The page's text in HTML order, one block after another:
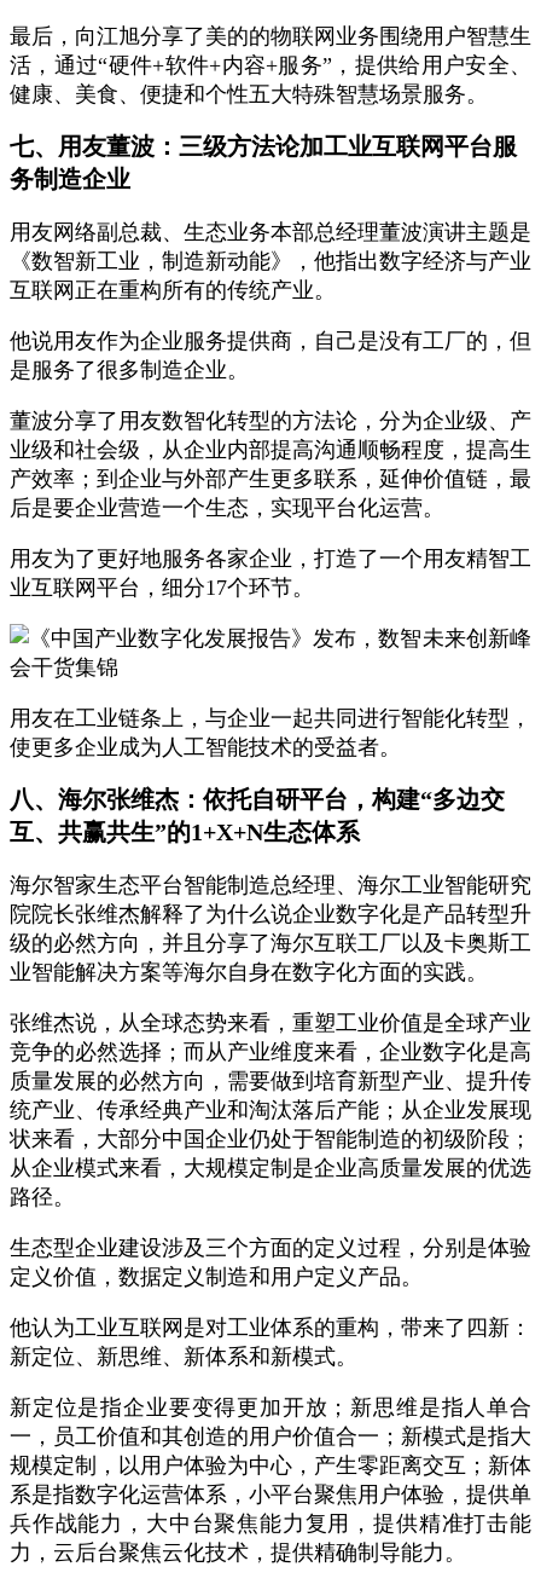
最后，向江旭分享了美的的物联网业务围绕用户智慧生
活，通过“硬件+软件+内容+服务”，提供给用户安全、
健康、美食、便捷和个性五大特殊智慧场景服务。
七、用友董波：三级方法论加工业互联网平台服
务制造企业
用友网络副总裁、生态业务本部总经理董波演讲主题是
《数智新工业，制造新动能》，他指出数字经济与产业
互联网正在重构所有的传统产业。
他说用友作为企业服务提供商，自己是没有工厂的，但
是服务了很多制造企业。
董波分享了用友数智化转型的方法论，分为企业级、产
业级和社会级，从企业内部提高沟通顺畅程度，提高生
产效率；到企业与外部产生更多联系，延伸价值链，最
后是要企业营造一个生态，实现平台化运营。
用友为了更好地服务各家企业，打造了一个用友精智工
业互联网平台，细分17个环节。
用友在工业链条上，与企业一起共同进行智能化转型，
使更多企业成为人工智能技术的受益者。
八、 海尔张维杰 ：依托自研平台，构建“多边交
互、共赢共生”的1+X+N生态体系
海尔智家生态平台智能制造总经理、海尔工业智能研究
院院长张维杰解释了为什么说企业数字化是产品转型升
级的必然方向，并且分享了海尔互联工厂以及卡奥斯工
业智能解决方案等海尔自身在数字化方面的实践。
张维杰说，从全球态势来看，重塑工业价值是全球产业
竞争的必然选择；而从产业维度来看，企业数字化是高
质量发展的必然方向，需要做到培育新型产业、提升传
统产业、传承经典产业和淘汰落后产能；从企业发展现
状来看，大部分中国企业仍处于智能制造的初级阶段；
从企业模式来看，大规模定制是企业高质量发展的优选
路径。
生态型企业建设涉及三个方面的定义过程，分别是体验
定义价值，数据定义制造和用户定义产品。
他认为工业互联网是对工业体系的重构，带来了四新：
新定位、新思维、新体系和新模式。
新定位是指企业要变得更加开放；新思维是指人单合
一，员工价值和其创造的用户价值合一；新模式是指大
规模定制，以用户体验为中心，产生零距离交互；新体
系是指数字化运营体系，小平台聚焦用户体验，提供单
兵作战能力，大中台聚焦能力复用，提供精准打击能
力，云后台聚焦云化技术，提供精确制导能力。